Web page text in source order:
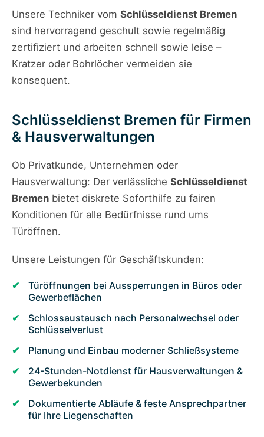
Unsere Techniker vom Schlüsseldienst Bremen
sind hervorragend geschult sowie regelmäßig
zertifiziert und arbeiten schnell sowie leise –
Kratzer oder Bohrlöcher vermeiden sie
konsequent.
Schlüsseldienst Bremen für Firmen
& Hausverwaltungen
Ob Privatkunde, Unternehmen oder
Hausverwaltung: Der verlässliche Schlüsseldienst
Bremen bietet diskrete Soforthilfe zu fairen
Konditionen für alle Bedürfnisse rund ums
Türöffnen.
Unsere Leistungen für Geschäftskunden:
Türöffnungen bei Aussperrungen in Büros oder
Gewerbeflächen
Schlossaustausch nach Personalwechsel oder
Schlüsselverlust
Planung und Einbau moderner Schließsysteme
24-Stunden-Notdienst für Hausverwaltungen &
Gewerbekunden
Dokumentierte Abläufe & feste Ansprechpartner
für Ihre Liegenschaften